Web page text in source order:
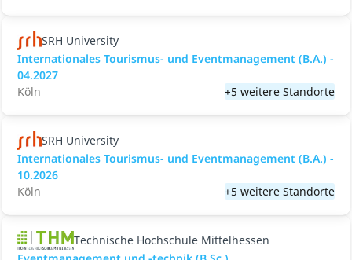
SRH University
Internationales Tourismus- und Eventmanagement (B.A.) -
04.2027
Köln
+5 weitere Standorte
SRH University
Internationales Tourismus- und Eventmanagement (B.A.) -
10.2026
Köln
+5 weitere Standorte
Technische Hochschule Mittelhessen